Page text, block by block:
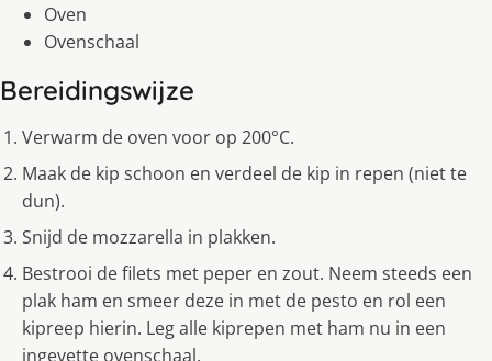
Oven
Ovenschaal
Bereidingswijze
Verwarm de oven voor op 200°C.
Maak de kip schoon en verdeel de kip in repen (niet te
dun).
Snijd de mozzarella in plakken.
Bestrooi de filets met peper en zout. Neem steeds een
plak ham en smeer deze in met de pesto en rol een
kipreep hierin. Leg alle kiprepen met ham nu in een
ingevette ovenschaal.